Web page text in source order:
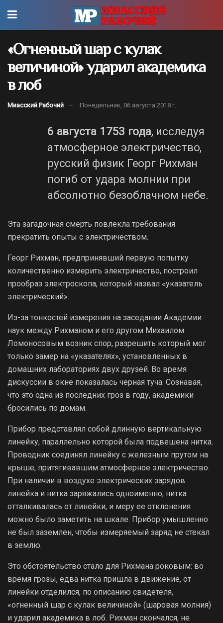
«Огненный шар с кулак
величиной» ударил академика
в лоб
Миасский Рабочий Понедельник, 06 августа 2018 г.
6 августа 1753 года, исследуя
атмосферное электричество,
русский физик Георг Рихман
погиб от удара молнии при
абсолютно безоблачном небе.
Эта загадочная смерть повлекла требования
прекратить опыты с электричеством.
Георг Рихман, предпринявший первую попытку
количественно измерить электричество, построил
прообраз электроскопа, который назвал «указатель
электрический».
Из-за тонкостей измерения на заседании Академии
наук между Рихманом и его другом Михаилом
Ломоносовым возник спор, разрешить который мог
только замер на «указателях», установленных в
домашних лабораториях двух друзей. Во время
дискуссии в окне показалась черная туча. Сознавая,
что это одна из последних гроз в году, академики
бросились по домам.
Прибор представлял собой длинную вертикальную
линейку, параллельно которой была подвешена нитка.
Проводник соединял линейку с железным прутом на
крыше, притягивавшим атмосферное электричество.
При наличии в воздухе электрических зарядов
линейка и нитка заряжались одноименно, нитка
отталкивалась от линейки, и меру ее отклонения
можно было заметить на шкале. Прибор умышленно
не был заземлен, чтобы измеряемый заряд не стекал
в землю.
Это обстоятельство стало для Рихмана роковым: во
время грозы, едва нитка пришла в движение, от
линейки отделился, по описанию свидетеля,
«огненный шар с кулак величиной» (шаровая молния)
и ударил академика в лоб. Рихман скончался, не